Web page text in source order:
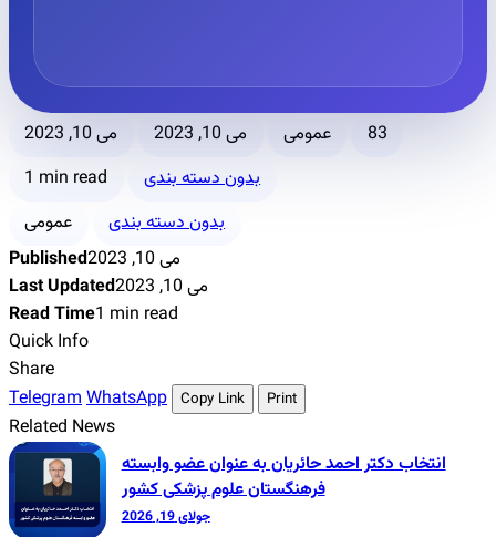
می 10, 2023 می 10, 2023 عمومی
83
1 min read
بدون دسته بندی
عمومی
بدون دسته بندی
Published
می 10, 2023
Last Updated
می 10, 2023
Read Time1 min read
Quick Info
Share
TelegramWhatsApp Copy Link Print
Related News
انتخاب دکتر احمد حائریان به عنوان عضو وابسته
فرهنگستان علوم پزشکی کشور
جولای 19, 2026